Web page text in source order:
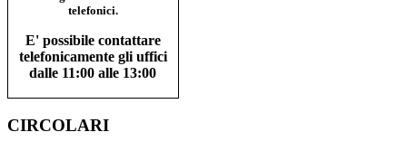
telefonici.
E' possibile contattare
telefonicamente gli uffici
dalle 11:00 alle 13:00
CIRCOLARI